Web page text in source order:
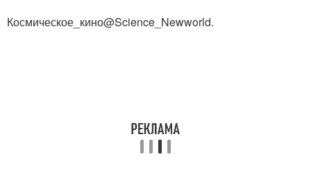
Космическое_кино@Science_Newworld.